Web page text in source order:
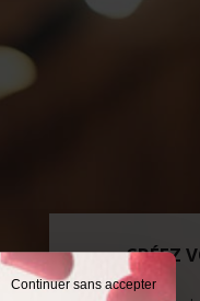
Continuer sans accepter
CRÉEZ